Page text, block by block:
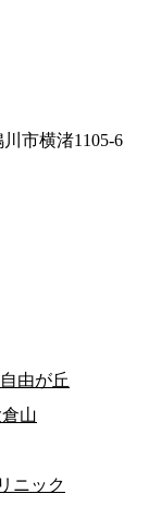
市横渚1105-6
由が丘
山
ニック